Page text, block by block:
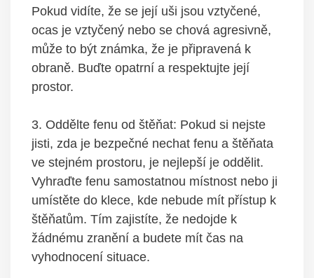
Pokud vidíte,‌ že se její ​uši jsou vztyčené,‌
ocas je vztyčený nebo se ‍chová‌ agresivně,
může to být‌ známka, že je⁢ připravená k
obraně. Buďte opatrní a respektujte její
⁢prostor.
3. Oddělte fenu od ​štěňat:‍ Pokud si nejste
jisti, zda je bezpečné ⁢nechat fenu a štěňata
ve ⁣stejném ‌prostoru, ⁢je ​nejlepší‌ je oddělit.
⁣Vyhraďte fenu samostatnou ‍místnost​ nebo ji​
umístěte do klece, ⁤kde nebude mít ​přístup k
⁢štěňatům.​ Tím zajistíte, ​že​ nedojde k
‌žádnému‍ zranění⁣ a⁣ budete mít čas na‍
vyhodnocení situace.